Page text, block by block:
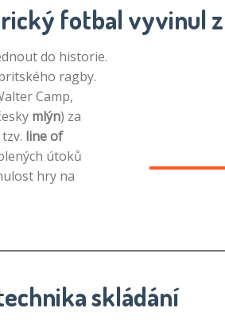
fotbal vyvinul
do historie.
ragby.
Camp,
mlýn) za
line of
útoků
hry na
skládání